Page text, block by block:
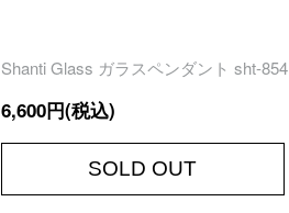
Shanti Glass ガラスペンダント sht-854
6,600円(税込)
SOLD OUT